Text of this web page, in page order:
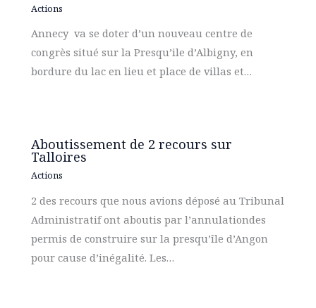
Actions
Annecy va se doter d’un nouveau centre de
congrès situé sur la Presqu’ile d’Albigny, en
bordure du lac en lieu et place de villas et…
Aboutissement de 2 recours sur
Talloires
Actions
2 des recours que nous avions déposé au Tribunal
Administratif ont aboutis par l’annulationdes
permis de construire sur la presqu’île d’Angon
pour cause d’inégalité. Les…